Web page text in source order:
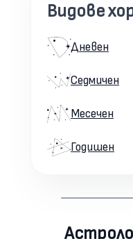
Видове
Дневен
Седмичен
Месечен
Годишен